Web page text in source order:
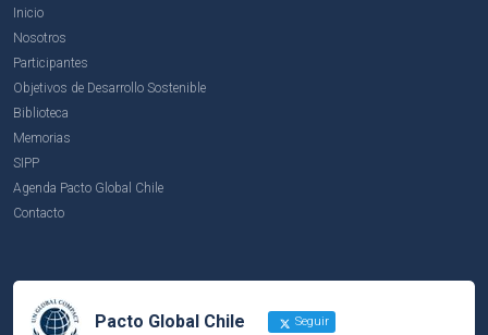
Inicio
Nosotros
Participantes
Objetivos de Desarrollo Sostenible
Biblioteca
Memorias
SIPP
Agenda Pacto Global Chile
Contacto
Pacto Global Chile Seguir